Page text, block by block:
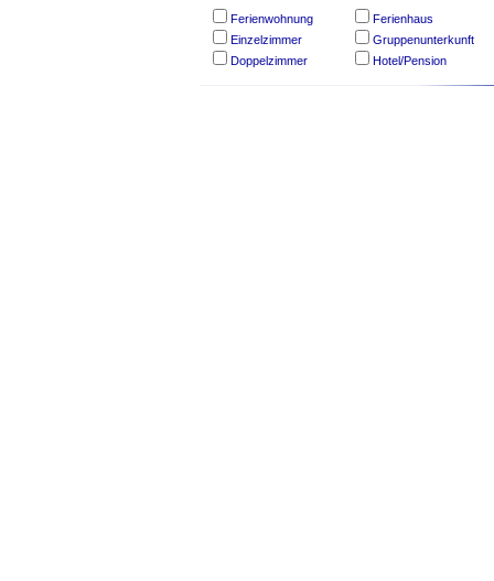
Ferienwohnung
Einzelzimmer
Doppelzimmer
Ferienhaus
Gruppenunterkunft
Hotel/Pension